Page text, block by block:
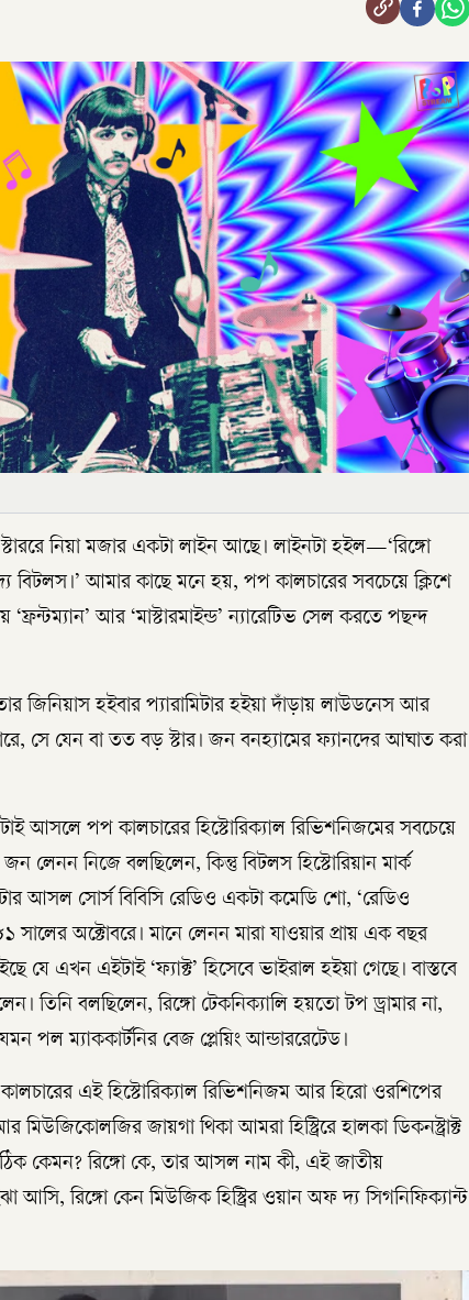
স্টাররে নিয়া মজার একটা লাইন আছে। লাইনটা হইল—‘রিঙ্গো
বিটলস।’ আমার কাছে মনে হয়, পপ কালচারের সবচেয়ে ক্লিশে
আর ‘মাস্টারমাইন্ড’ ন্যারেটিভ সেল করতে পছন্দ
জিনিয়াস হইবার প্যারামিটার হইয়া দাঁড়ায় লাউডনেস আর
সে যেন বা তত বড় স্টার। জন বনহ্যামের ফ্যানদের আঘাত করা
আসলে পপ কালচারের হিস্টোরিক্যাল রিভিশনিজমের সবচেয়ে
লেনন নিজে বলছিলেন, কিন্তু বিটলস হিস্টোরিয়ান মার্ক
আসল সোর্স বিবিসি রেডিও একটা কমেডি শো, ‘রেডিও
সালের অক্টোবরে। মানে লেনন মারা যাওয়ার প্রায় এক বছর
এখন এইটাই ‘ফ্যাক্ট’ হিসেবে ভাইরাল হইয়া গেছে। বাস্তবে
তিনি বলছিলেন, রিঙ্গো টেকনিক্যালি হয়তো টপ ড্রামার না,
পল ম্যাককার্টনির বেজ প্লেয়িং আন্ডাররেটেড।
এই হিস্টোরিক্যাল রিভিশনিজম আর হিরো ওরশিপের
মিউজিকোলজির জায়গা থিকা আমরা হিস্ট্রিরে হালকা ডিকনস্ট্রাক্ট
ঠিক কেমন? রিঙ্গো কে, তার আসল নাম কী, এই জাতীয়
আসি, রিঙ্গো কেন মিউজিক হিস্ট্রির ওয়ান অফ দ্য সিগনিফিক্যান্ট